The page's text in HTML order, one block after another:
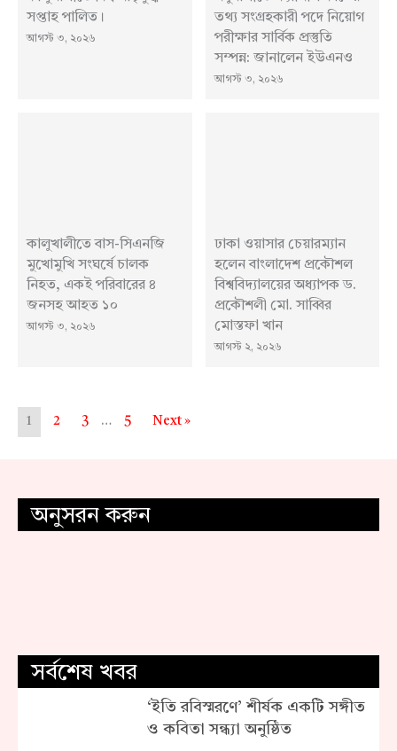
সপ্তাহ পালিত।
আগস্ট ৩, ২০২৬
তথ্য সংগ্রহকারী পদে নিয়োগ
পরীক্ষার সার্বিক প্রস্তুতি
সম্পন্ন: জানালেন ইউএনও
আগস্ট ৩, ২০২৬
কালুখালীতে বাস-সিএনজি
মুখোমুখি সংঘর্ষে চালক
নিহত, একই পরিবারের ৪
জনসহ আহত ১০
আগস্ট ৩, ২০২৬
ঢাকা ওয়াসার চেয়ারম্যান
হলেন বাংলাদেশ প্রকৌশল
বিশ্ববিদ্যালয়ের অধ্যাপক ড.
প্রকৌশলী মো. সাব্বির
মোস্তফা খান
আগস্ট ২, ২০২৬
1 2 3 … 5 Next »
অনুসরন করুন
সর্বশেষ খবর
‘ইতি রবিস্মরণে’ শীর্ষক একটি সঙ্গীত
ও কবিতা সন্ধ্যা অনুষ্ঠিত